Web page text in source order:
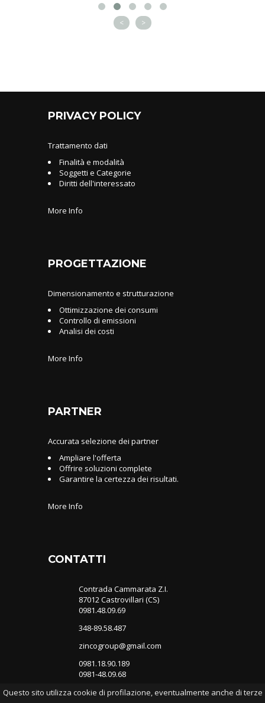
Questo sito utilizza cookie di profilazione, eventualmente anche di terze
< >
PRIVACY POLICY
Trattamento dati
Finalità e modalità
Soggetti e Categorie
Diritti dell'interessato
More Info
PROGETTAZIONE
Dimensionamento e strutturazione
Ottimizzazione dei consumi
Controllo di emissioni
Analisi dei costi
More Info
PARTNER
Accurata selezione dei partner
Ampliare l'offerta
Offrire soluzioni complete
Garantire la certezza dei risultati.
More Info
CONTATTI
Contrada Cammarata Z.I.
87012 Castrovillari (CS)
0981.48.09.69
348-89.58.487
zincogroup@gmail.com
0981.18.90.189
0981-48.09.68